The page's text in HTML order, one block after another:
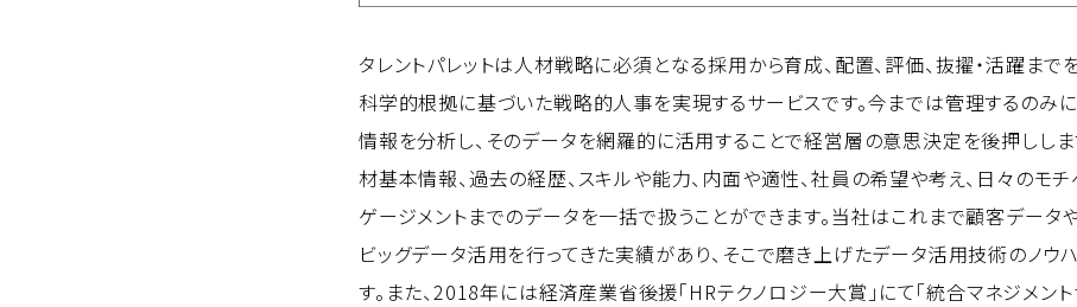
タレントパレットは人材戦略に必須となる採用から育成、配置、評価、抜擢・活躍まで
科学的根拠に基づいた戦略的人事を実現するサービスです。今までは管理するのみ
情報を分析し、そのデータを網羅的に活用することで経営層の意思決定を後押ししま
材基本情報、過去の経歴、スキルや能力、内面や適性、社員の希望や考え、日々のモ
ゲージメントまでのデータを一括で扱うことができます。当社はこれまで顧客データ
ビッグデータ活用を行ってきた実績があり、そこで磨き上げたデータ活用技術のノウ
す。また、2018年には経済産業省後援「HRテクノロジー大賞」にて「統合マネジメン